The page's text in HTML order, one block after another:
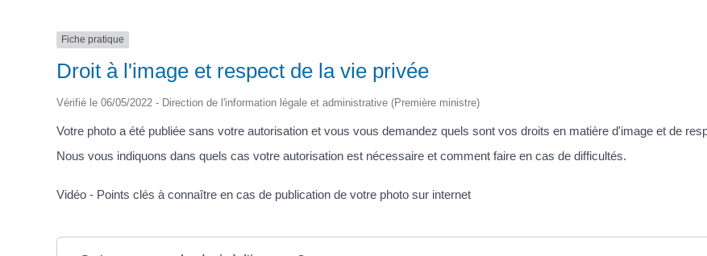
Fiche pratique
Droit à l'image et respect de la vie privée
Vérifié le 06/05/2022 - Direction de l'information légale et administrative (Première ministre)
Votre photo a été publiée sans votre autorisation et vous vous demandez quels sont vos droits en matière d'image et de
Nous vous indiquons dans quels cas votre autorisation est nécessaire et comment faire en cas de difficultés.
Vidéo - Points clés à connaître en cas de publication de votre photo sur internet